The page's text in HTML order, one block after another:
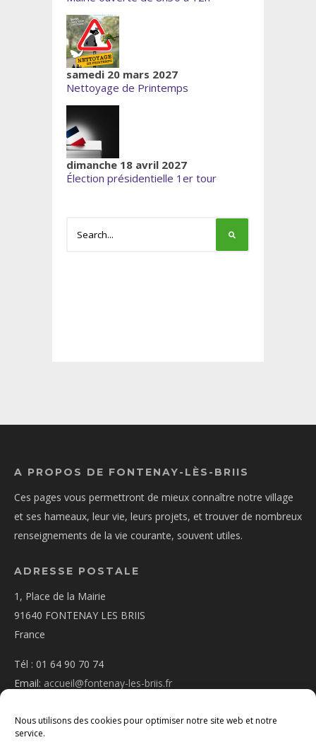
Nous utilisons des cookies pour optimiser notre site web et notre
service.
samedi 20 mars 2027
Nettoyage de Printemps
dimanche 18 avril 2027
Élection présidentielle 1er tour
A PROPOS DE FONTENAY-LÈS-BRIIS
Ces pages vous permettront de mieux connaître notre village
et ses hameaux, leur vie, leurs projets, et trouver de nombreux
renseignements de la vie courante, souvent utiles.
ADRESSE POSTALE
1, Place de la Mairie
91640 FONTENAY LES BRIIS
France
Tél : 01 64 90 70 74
Email: accueil@fontenay-les-briis.fr